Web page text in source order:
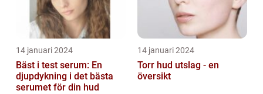
14 januari 2024
Bäst i test serum: En
djupdykning i det bästa
serumet för din hud
14 januari 2024
Torr hud utslag - en
översikt